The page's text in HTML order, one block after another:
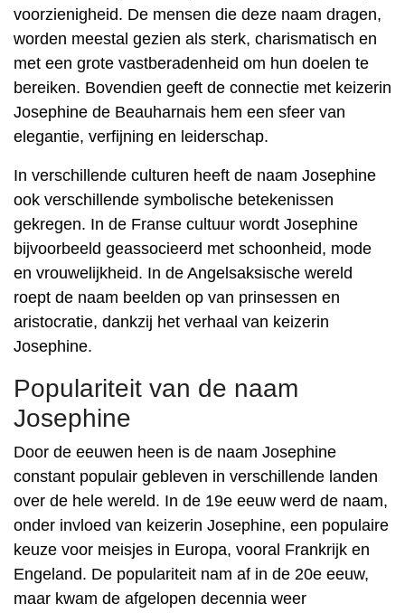
voorzienigheid. De mensen die deze naam dragen,
worden meestal gezien als sterk, charismatisch en
met een grote vastberadenheid om hun doelen te
bereiken. Bovendien geeft de connectie met keizerin
Josephine de Beauharnais hem een ​​sfeer van
elegantie, verfijning en leiderschap.
In verschillende culturen heeft de naam Josephine
ook verschillende symbolische betekenissen
gekregen. In de Franse cultuur wordt Josephine
bijvoorbeeld geassocieerd met schoonheid, mode
en vrouwelijkheid. In de Angelsaksische wereld
roept de naam beelden op van prinsessen en
aristocratie, dankzij het verhaal van keizerin
Josephine.
Populariteit van de naam
Josephine
Door de eeuwen heen is de naam Josephine
constant populair gebleven in verschillende landen
over de hele wereld. In de 19e eeuw werd de naam,
onder invloed van keizerin Josephine, een populaire
keuze voor meisjes in Europa, vooral Frankrijk en
Engeland. De populariteit nam af in de 20e eeuw,
maar kwam de afgelopen decennia weer